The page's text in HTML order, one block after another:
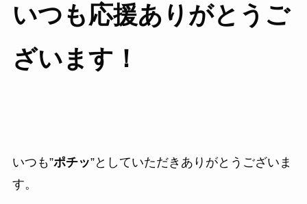
いつも応援ありがとうご
ざいます！
いつも”ポチッ”としていただきありがとうございま
す。